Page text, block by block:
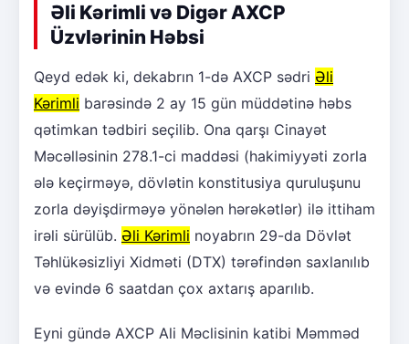
Əli Kərimli və Digər AXCP
Üzvlərinin Həbsi
Qeyd edək ki, dekabrın 1-də AXCP sədri Əli
Kərimli barəsində 2 ay 15 gün müddətinə həbs
qətimkan tədbiri seçilib. Ona qarşı Cinayət
Məcəlləsinin 278.1-ci maddəsi (hakimiyyəti zorla
ələ keçirməyə, dövlətin konstitusiya quruluşunu
zorla dəyişdirməyə yönələn hərəkətlər) ilə ittiham
irəli sürülüb. Əli Kərimli noyabrın 29-da Dövlət
Təhlükəsizliyi Xidməti (DTX) tərəfindən saxlanılıb
və evində 6 saatdan çox axtarış aparılıb.
Eyni gündə AXCP Ali Məclisinin katibi Məmməd